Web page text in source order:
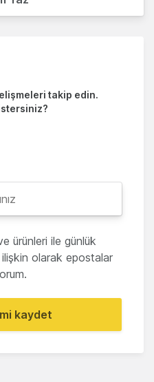
takip edin.
ürünleri ile günlük
olarak epostalar
kaydet